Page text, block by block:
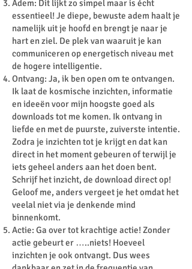
Adem: Dit lijkt zo simpel maar is écht
essentieel! Je diepe, bewuste adem haalt je
namelijk uit je hoofd en brengt je naar je
hart en ziel. De plek van waaruit je kan
communiceren op energetisch niveau met
de hogere intelligentie.
Ontvang: Ja, ik ben open om te ontvangen.
Ik laat de kosmische inzichten, informatie
en ideeën voor mijn hoogste goed als
downloads tot me komen. Ik ontvang in
liefde en met de puurste, zuiverste intentie.
Zodra je inzichten tot je krijgt en dat kan
direct in het moment gebeuren of terwijl je
iets geheel anders aan het doen bent.
Schrijf het inzicht, de download direct op!
Geloof me, anders vergeet je het omdat het
veelal niet via je denkende mind
binnenkomt.
Actie: Ga over tot krachtige actie! Zonder
actie gebeurt er …..niets! Hoeveel
inzichten je ook ontvangt. Dus wees